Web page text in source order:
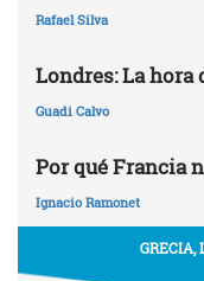
Rafael Silva
Londres: La hora
Guadi Calvo
Por qué Francia
Ignacio Ramonet
GRECIA,